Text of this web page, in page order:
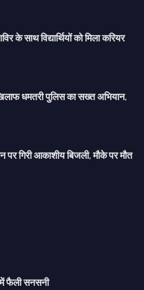
के साथ विद्यार्थियों को मिला करियर
धमतरी पुलिस का सख्त अभियान,
गिरी आकाशीय बिजली, मौके पर मौत
में फैली सनसनी